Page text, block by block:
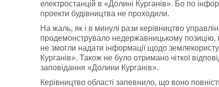
електростанцій в «Долині Курганів». Бо по
проекти будівництва не проходили.
На жаль, як і в минулі рази керівництво
продемонструвало недержавницькому позицію,
не змогли надати інформації щодо
Курганів». Також не було отримано чіткої
заповідання «Долини Курганів».
Керівництво області запевнило, що воно